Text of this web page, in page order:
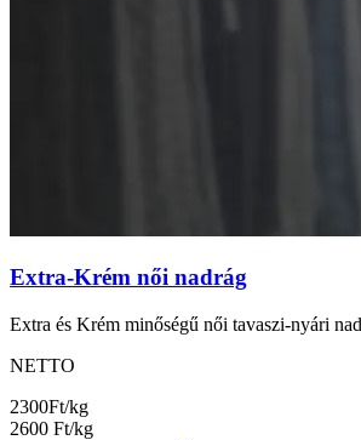
Extra-Krém női nadrág
Extra és Krém minőségű női tavaszi-nyári
NETTO
2300Ft/kg
2600 Ft/kg